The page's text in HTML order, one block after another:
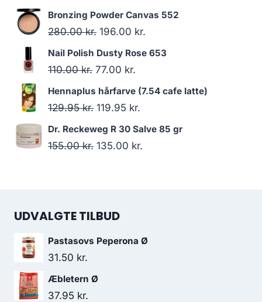
oprindelige
pris
138.00 kr..
aktuelle
pris
Bronzing Powder Canvas 552
280.00kr. Den
oprindelige
pris
280.00 kr..
196.00 kr.
aktuelle
Nail Polish Dusty Rose 653
110.00kr. Den
oprindelige
pris
110.00 kr..
77.00 kr.
aktuelle
pris
Hennaplus hårfarve (7.54 cafe latte)
129.95kr. Den
oprindelige
pris
119.95 kr.
aktuelle
pris
Dr. Reckeweg R 30 Salve 85 gr
155.00kr. Den
155.00 kr..
135.00 kr.
UDVALGTE TILBUD
Pastasovs Peperona Ø
31.50 kr.
Æbletern Ø
37.95 kr.